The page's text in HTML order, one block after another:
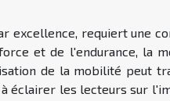
excellence, requiert une
et de l'endurance, la
de la mobilité peut
éclairer les lecteurs sur